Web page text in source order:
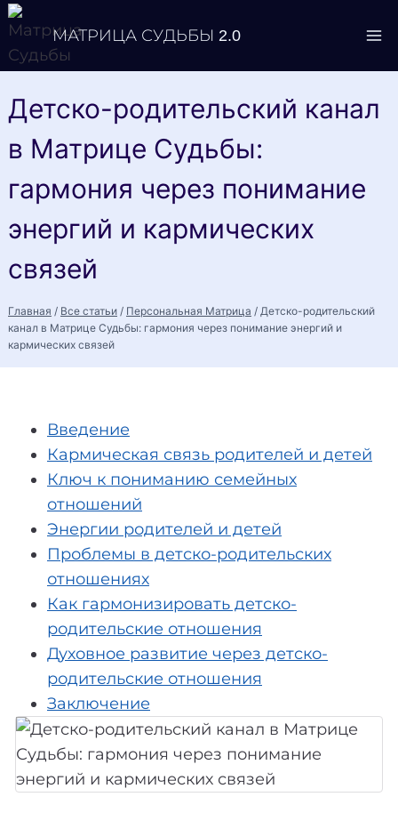
Перейти
содержимому
МАТРИЦА СУДЬБЫ 2.0
Детско-родительский канал
в Матрице Судьбы:
гармония через понимание
энергий и кармических
связей
Главная / Все статьи / Персональная Матрица / Детско-родительский
канал в Матрице Судьбы: гармония через понимание энергий и
кармических связей
Введение
Кармическая связь родителей и детей
Ключ к пониманию семейных
отношений
Энергии родителей и детей
Проблемы в детско-родительских
отношениях
Как гармонизировать детско-
родительские отношения
Духовное развитие через детско-
родительские отношения
Заключение